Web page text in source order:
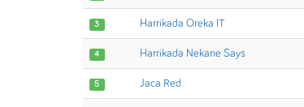
3 Harrikada Oreka IT
4 Harrikada Nekane Says
5 Jaca Red